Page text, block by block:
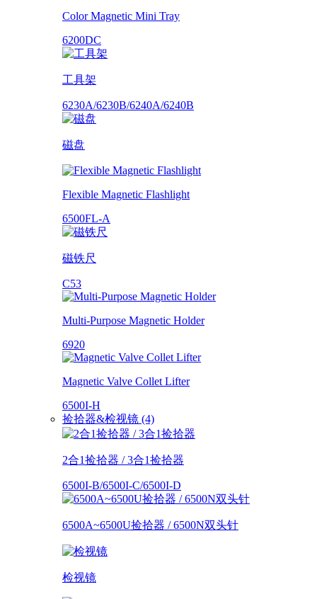
Color Magnetic Mini Tray
6200DC
工具架
6230A/6230B/6240A/6240B
磁盘
Flexible Magnetic Flashlight
6500FL-A
磁铁尺
C53
Multi-Purpose Magnetic Holder
6920
Magnetic Valve Collet Lifter
6500I-H
捡拾器&检视镜 (4)
2合1捡拾器 / 3合1捡拾器
6500I-B/6500I-C/6500I-D
6500A~6500U捡拾器 / 6500N双头针
检视镜